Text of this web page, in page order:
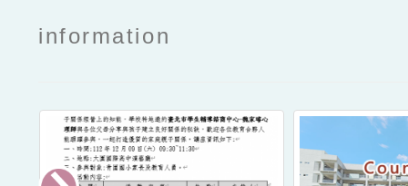
information